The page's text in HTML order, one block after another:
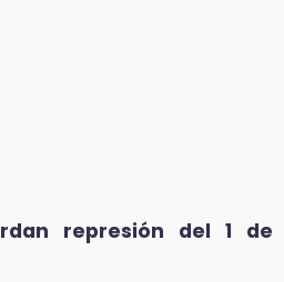
represión del 1 de